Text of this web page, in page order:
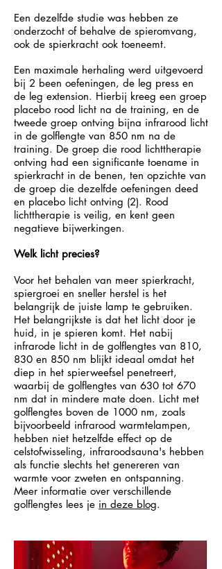
Een dezelfde studie was hebben ze
onderzocht of behalve de spieromvang,
ook de spierkracht ook toeneemt.
Een maximale herhaling werd uitgevoerd
bij 2 been oefeningen, de leg press en
de leg extension. Hierbij kreeg een groep
placebo rood licht na de training, en de
tweede groep ontving bijna infrarood licht
in de golflengte van 850 nm na de
training. De groep die rood lichttherapie
ontving had een significante toename in
spierkracht in de benen, ten opzichte van
de groep die dezelfde oefeningen deed
en placebo licht ontving (2). Rood
lichttherapie is veilig, en kent geen
negatieve bijwerkingen.
Welk licht precies?
Voor het behalen van meer spierkracht,
spiergroei en sneller herstel is het
belangrijk de juiste lamp te gebruiken.
Het belangrijkste is dat het licht door je
huid, in je spieren komt. Het nabij
infrarode licht in de golflengtes van 810,
830 en 850 nm blijkt ideaal omdat het
diep in het spierweefsel penetreert,
waarbij de golflengtes van 630 tot 670
nm dat in mindere mate doen. Licht met
golflengtes boven de 1000 nm, zoals
bijvoorbeeld infrarood warmtelampen,
hebben niet hetzelfde effect op de
celstofwisseling, infraroodsauna's hebben
als functie slechts het genereren van
warmte voor zweten en ontspanning.
Meer informatie over verschillende
golflengtes lees je in deze blog.